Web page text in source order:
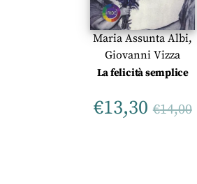
Maria Assunta Albi,
Giovanni Vizza
La felicità semplice
€13,30 €14,00